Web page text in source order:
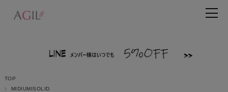
TOP
MIDIUMISOLID